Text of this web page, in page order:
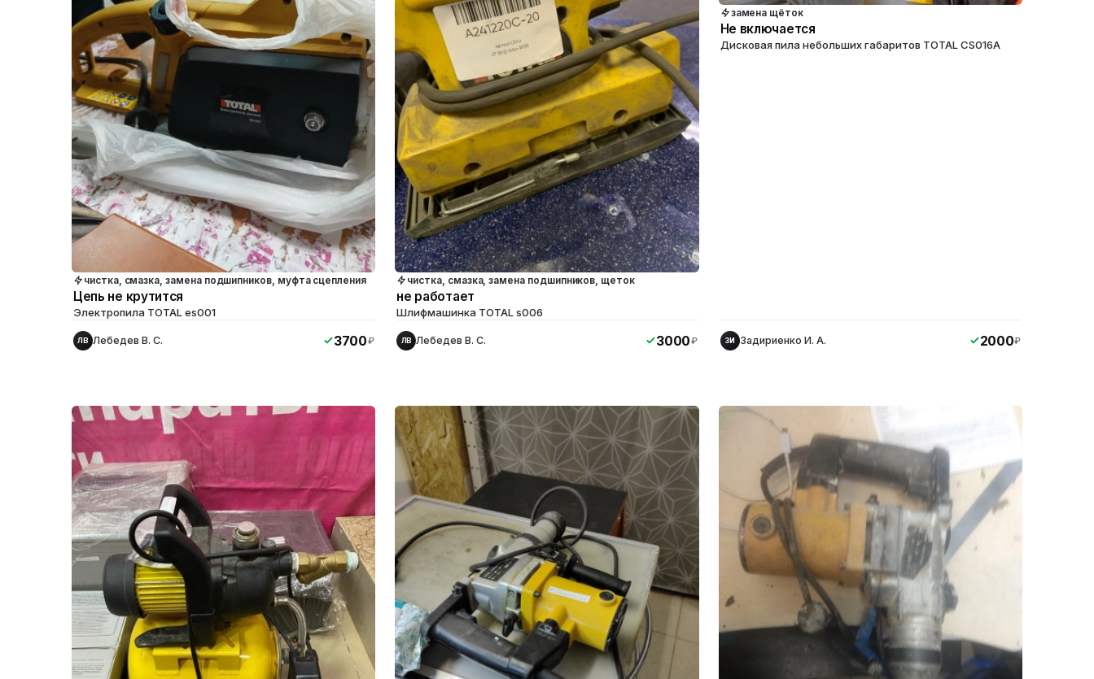
чистка, смазка, замена подшипников, муфта сцепления
Цепь не крутится
Электропила TOTAL es001
ЛВ Лебедев В. С. 3700₽
чистка, смазка, замена подшипников, щеток
не работает
Шлифмашинка TOTAL s006
ЛВ Лебедев В. С. 3000₽
замена щёток
Не включается
Дисковая пила небольших габаритов TOTAL CS016A
ЗИ Задириенко И. А. 2000₽